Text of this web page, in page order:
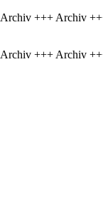
+++ Archiv
+++ Archiv